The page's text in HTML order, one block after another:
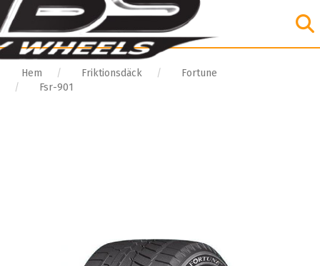
Hem Friktionsdäck
Fortune
Fsr-901